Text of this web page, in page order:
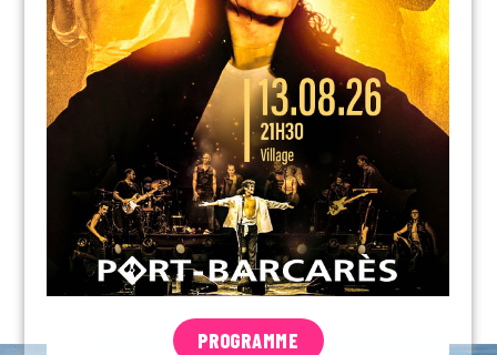
PROGRAMME